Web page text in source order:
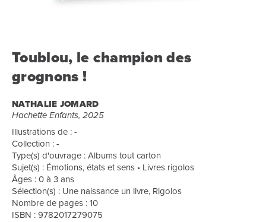
Toublou, le champion des
grognons !
NATHALIE JOMARD
Hachette Enfants, 2025
Illustrations de : -
Collection : -
Type(s) d'ouvrage : Albums tout carton
Sujet(s) : Émotions, états et sens • Livres rigolos
Âges : 0 à 3 ans
Sélection(s) : Une naissance un livre, Rigolos
Nombre de pages : 10
ISBN : 9782017279075